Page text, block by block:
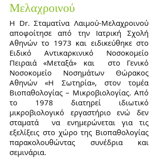
Μελαχροινού
Η Dr. Σταματίνα Λαιμού-Μελαχροινού
αποφοίτησε από την Ιατρική Σχολή
Αθηνών το 1973 και ειδικεύθηκε στο
Ειδικό Αντικαρκινικό Νοσοκομείο
Πειραιά «Μεταξά» και στο Γενικό
Νοσοκομείο Νοσημάτων Θώρακος
Αθηνών «Η Σωτηρία», στον τομέα
Βιοπαθολογίας – Μικροβιολογίας. Από
το 1978 διατηρεί ιδιωτικό
μικροβιολογικό εργαστήριο ενώ δεν
σταματά να ενημερώνεται για τις
εξελίξεις στο χώρο της Βιοπαθολογίας
παρακολουθώντας συνέδρια και
σεμινάρια.